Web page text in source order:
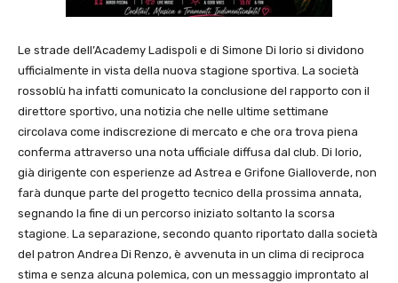
Le strade dell’Academy Ladispoli e di Simone Di Iorio si dividono
ufficialmente in vista della nuova stagione sportiva. La società
rossoblù ha infatti comunicato la conclusione del rapporto con il
direttore sportivo, una notizia che nelle ultime settimane
circolava come indiscrezione di mercato e che ora trova piena
conferma attraverso una nota ufficiale diffusa dal club. Di Iorio,
già dirigente con esperienze ad Astrea e Grifone Gialloverde, non
farà dunque parte del progetto tecnico della prossima annata,
segnando la fine di un percorso iniziato soltanto la scorsa
stagione. La separazione, secondo quanto riportato dalla società
del patron Andrea Di Renzo, è avvenuta in un clima di reciproca
stima e senza alcuna polemica, con un messaggio improntato al